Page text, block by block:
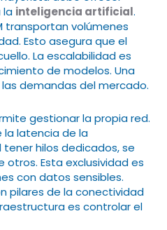
la inteligencia artificial.
transportan volúmenes
Esto asegura que el
La escalabilidad es
de modelos. Una
demandas del mercado.
gestionar la propia red.
la latencia de la
tener hilos dedicados, se
Esta exclusividad es
con datos sensibles.
pilares de la conectividad
es controlar el